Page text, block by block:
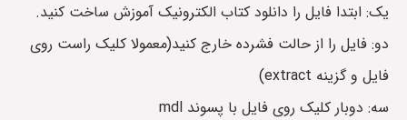
یک: ابتدا فایل را دانلود کتاب الکترونیک آموزش ساخت کنید.
دو: فایل را از حالت فشرده خارج کنید(معمولا کلیک راست روی
فایل و گزینه extract)
سه: دوبار کلیک روی فایل با پسوند mdl